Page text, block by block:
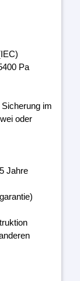
Pa
im
oder
Jahre